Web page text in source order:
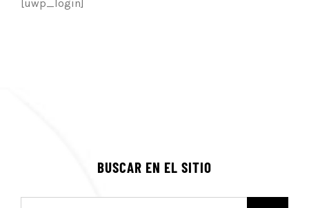
[uwp_login]
BUSCAR EN EL SITIO